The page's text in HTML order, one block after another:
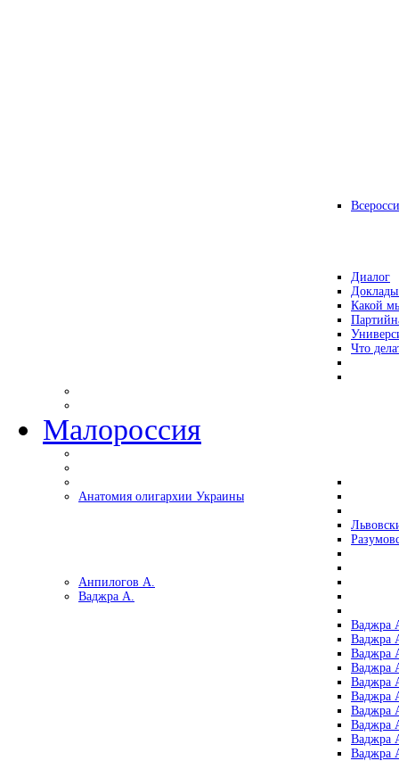
Диалог
Какой
Что
Малороссия
Анатомия олигархии Украины
Анпилогов А.
Ваджра А.
Ваджра
Ваджра
Ваджра
Ваджра
Ваджра
Ваджра
Ваджра
Ваджра
Ваджра
Ваджра